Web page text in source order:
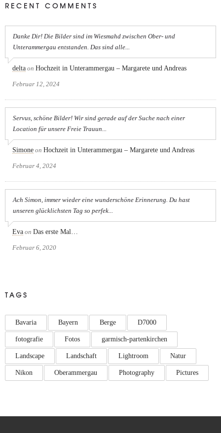
RECENT COMMENTS
Danke Dir! Die Bilder sind im Wiesmahd zwischen Ober- und
Unterammergau entstanden. Das sind alle...
delta on Hochzeit in Unterammergau – Margarete und Andreas
Februar 12, 2024
Servus, schöne Bilder! Wir sind gerade auf der Suche nach einer
Location für unsere Freie Trauun...
Simone on Hochzeit in Unterammergau – Margarete und Andreas
Februar 4, 2024
Ach Simon, immer wieder eine wunderschöne Erinnerung. Du hast
unseren glücklichsten Tag so perfek...
Eva on Das erste Mal…
Februar 6, 2020
TAGS
Bavaria Bayern Berge D7000
fotografie Fotos garmisch-partenkirchen
Landscape Landschaft Lightroom Natur
Nikon Oberammergau Photography Pictures